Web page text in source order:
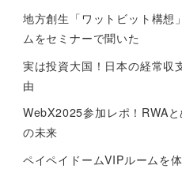
地方創生「ワットビット構想
ムをセミナーで聞いた
実は投資大国！日本の経常収
由
WebX2025参加レポ！RWA
の未来
ペイペイドームVIPルームを